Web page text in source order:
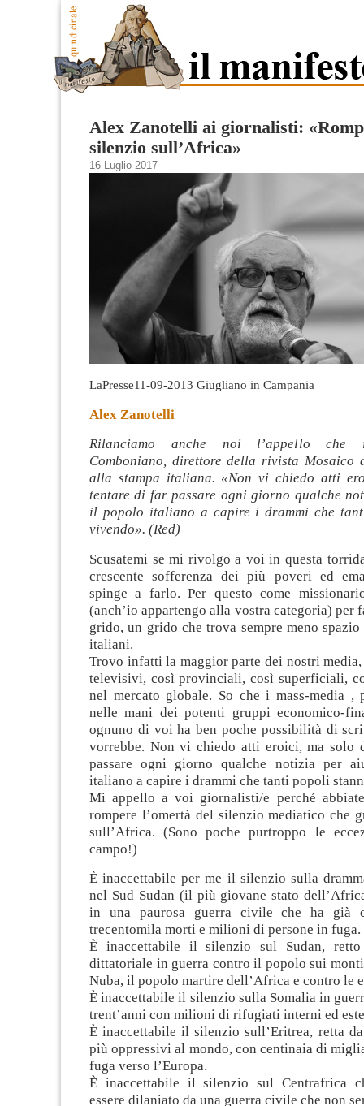
Alex Zanotelli ai giornalisti:
silenzio sull’Africa»
16 Luglio 2017
LaPresse11-09-2013 Giugliano in Campania
Alex Zanotelli
Rilanciamo anche noi l’appello che
Comboniano, direttore della rivista Mosaico
alla stampa italiana. «Non vi chiedo atti
tentare di far passare ogni giorno qualche
il popolo italiano a capire i drammi che
vivendo». (Red)
Scusatemi se mi rivolgo a voi in questa
crescente sofferenza dei più poveri ed
spinge a farlo. Per questo come
(anch’io appartengo alla vostra categoria) per
grido, un grido che trova sempre meno spazio
italiani.
Trovo infatti la maggior parte dei nostri media,
televisivi, così provinciali, così superficiali,
nel mercato globale. So che i mass-media ,
nelle mani dei potenti gruppi economico-
ognuno di voi ha ben poche possibilità di
vorrebbe. Non vi chiedo atti eroici, ma solo
passare ogni giorno qualche notizia per
italiano a capire i drammi che tanti popoli
Mi appello a voi giornalisti/e perché
rompere l’omertà del silenzio mediatico che
sull’Africa. (Sono poche purtroppo le
campo!)
È inaccettabile per me il silenzio sulla
nel Sud Sudan (il più giovane stato
in una paurosa guerra civile che ha già
trecentomila morti e milioni di persone in fuga.
È inaccettabile il silenzio sul Sudan,
dittatoriale in guerra contro il popolo sui
Nuba, il popolo martire dell’Africa e contro le
È inaccettabile il silenzio sulla Somalia in
trent’anni con milioni di rifugiati interni ed
È inaccettabile il silenzio sull’Eritrea, retta
più oppressivi al mondo, con centinaia di
fuga verso l’Europa.
È inaccettabile il silenzio sul Centrafrica
essere dilaniato da una guerra civile che non